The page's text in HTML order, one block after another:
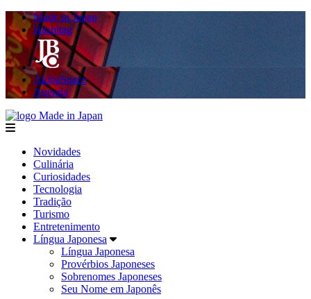
Made in Japan
Hashitag
AkibaSpace
Agenda
menu
Novidades
Culinária
Curiosidades
Tecnologia
Tradição
Turismo
Entretenimento
Língua Japonesa
Língua Japonesa
Provérbios Japoneses
Sobrenomes Japoneses
Seu Nome em Japonês